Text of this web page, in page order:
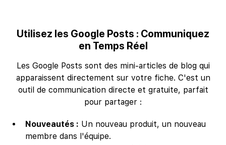
Utilisez les Google Posts : Communiquez
en Temps Réel
Les Google Posts sont des mini-articles de blog qui
apparaissent directement sur votre fiche. C'est un
outil de communication directe et gratuite, parfait
pour partager :
Nouveautés : Un nouveau produit, un nouveau
membre dans l'équipe.